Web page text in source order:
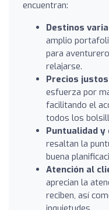
encuentran:
Destinos
amplio
para
relajarse.
Precios
esfuerza por
facilitando el
todos los
Puntualidad y
resaltan la
buena
Atención al
aprecian la
reciben, así